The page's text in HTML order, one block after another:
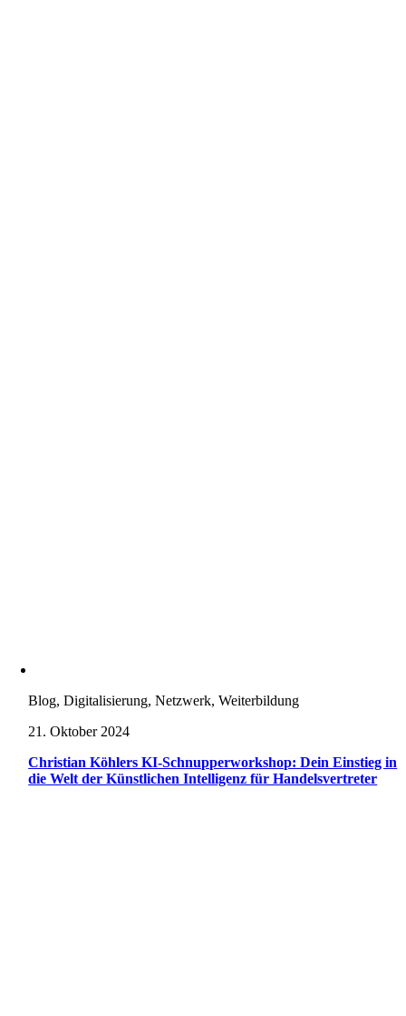
Blog, Digitalisierung, Netzwerk, Weiterbildung
21. Oktober 2024
Christian Köhlers KI-Schnupperworkshop: Dein Einstieg in
die Welt der Künstlichen Intelligenz für Handelsvertreter